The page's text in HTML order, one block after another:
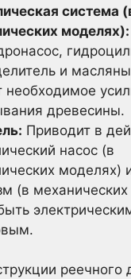
система
моделях):
и
необходимое
древесины.
Приводит в
насос (в
моделях)
(в
реечного